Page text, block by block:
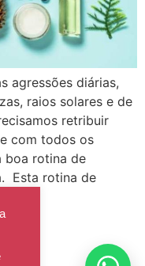
agressões diárias,
raios solares e de
retribuir
com todos os
boa rotina de
Esta rotina de